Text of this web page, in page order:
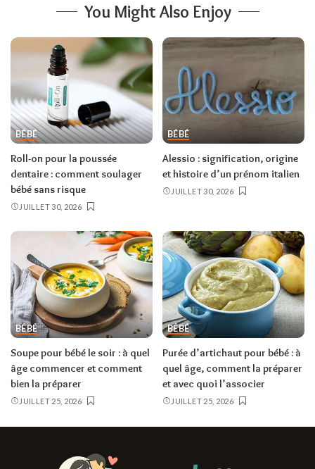
You Might Also Enjoy
BÉBÉ
Roll-on pour la poussée
dentaire : comment soulager
bébé sans risque
JUILLET 30, 2026
BÉBÉ
Alessio : signification, origine
et histoire d’un prénom italien
JUILLET 30, 2026
BÉBÉ
Soupe pour bébé le soir : à quel
âge commencer et comment
bien la préparer
JUILLET 25, 2026
BÉBÉ
Purée d’artichaut pour bébé : à
quel âge, comment la préparer
et avec quoi l’associer
JUILLET 25, 2026